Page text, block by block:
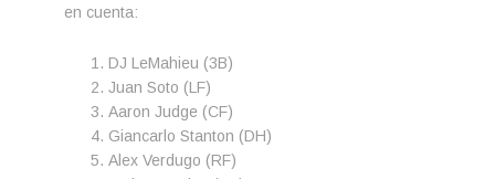
en cuenta:
DJ LeMahieu (3B)
Juan Soto (LF)
Aaron Judge (CF)
Giancarlo Stanton (DH)
Alex Verdugo (RF)